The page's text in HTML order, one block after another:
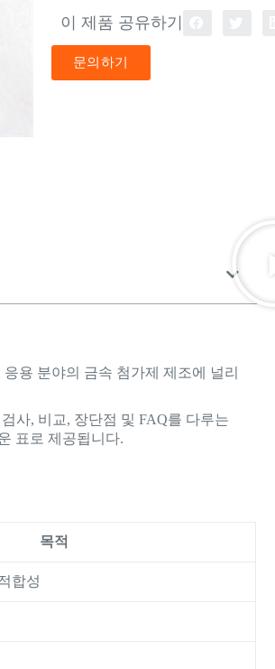
이 제품 공유하기
문의하기
용 분야의 금속 첨가제 제조에 널리
사, 비교, 장단점 및 FAQ를 다루는
표로 제공됩니다.
목적
합성